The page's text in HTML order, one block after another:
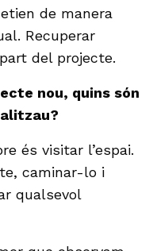
de manera
Recuperar
del projecte.
nou, quins són
és visitar l’espai.
caminar-lo i
qualsevol